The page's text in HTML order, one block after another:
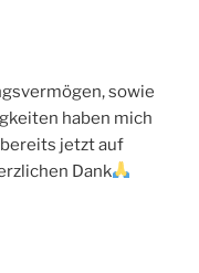
sowie
haben mich
jetzt auf
Dank